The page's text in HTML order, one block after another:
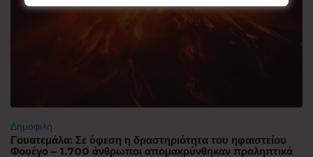
Δημοφιλή
Γουατεμάλα: Σε ύφεση η δραστηριότητα του ηφαιστείου
Φουέγο – 1.700 άνθρωποι απομακρύνθηκαν προληπτικά